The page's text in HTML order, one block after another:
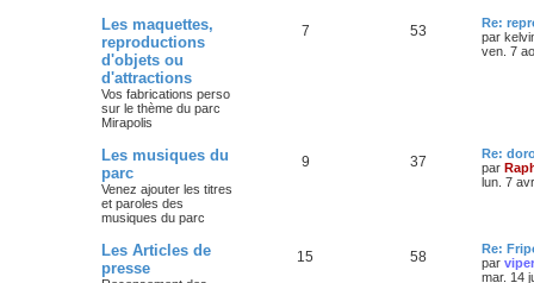
Les maquettes,
reproductions
d'objets ou
d'attractions
Vos fabrications perso
sur le thème du parc
Mirapolis
7 53
Re:
par
ven. 7
Les musiques du
parc
Venez ajouter les titres
et paroles des
musiques du parc
9 37
Re:
par
lun. 7
Les Articles de
presse
15 58
Re:
par
mar. 14